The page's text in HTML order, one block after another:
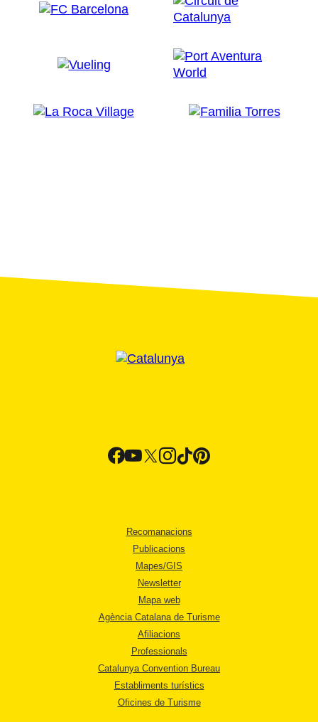
Recomanacions
Publicacions
Mapes/GIS
Newsletter
Mapa web
Agència Catalana de Turisme
Afiliacions
Professionals
Catalunya Convention Bureau
Establiments turístics
Oficines de Turisme